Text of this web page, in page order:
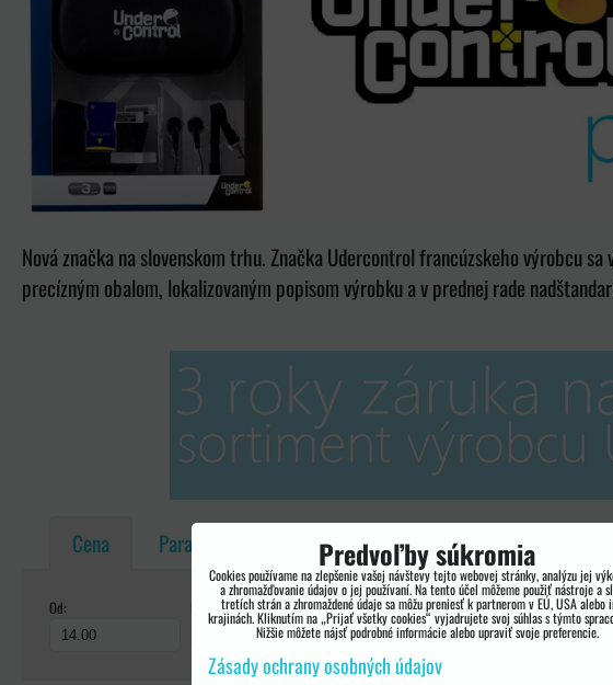
Nová značka na slovenskom trhu. Značka Udercontrol francúzskeho výrobcu
precízným obalom, lokalizovaným popisom výrobku a v prednej rade
Cena Parametre Hľadať text
Od:
14,0 €
Predvoľby súkromia
Cookies používame na zlepšenie vašej návštevy tejto webovej stránky, analýzu jej
a zhromažďovanie údajov o jej používaní. Na tento účel môžeme použiť nástroje a
tretích strán a zhromaždené údaje sa môžu preniesť k partnerom v EÚ, USA alebo
krajinách. Kliknutím na „Prijať všetky cookies“ vyjadrujete svoj súhlas s týmto
Nižšie môžete nájsť podrobné informácie alebo upraviť svoje preferencie.
Zásady ochrany osobných údajov